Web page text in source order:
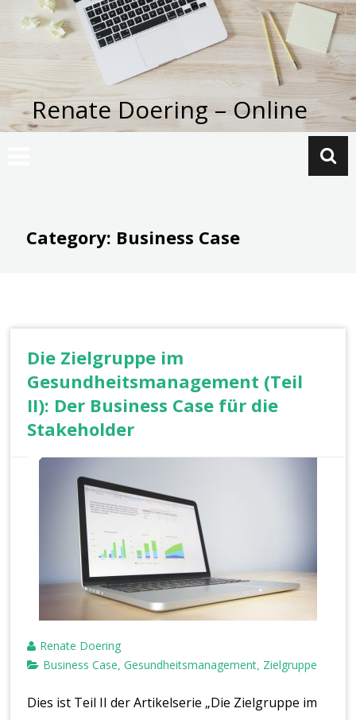
Inhalt
springen
Renate Doering – Online
Category: Business Case
Die Zielgruppe im
Gesundheitsmanagement (Teil
II): Der Business Case für die
Stakeholder
Renate Doering
Business Case
,Gesundheitsmanagement Zielgruppe
Dies ist Teil II der Artikelserie „Die Zielgruppe im